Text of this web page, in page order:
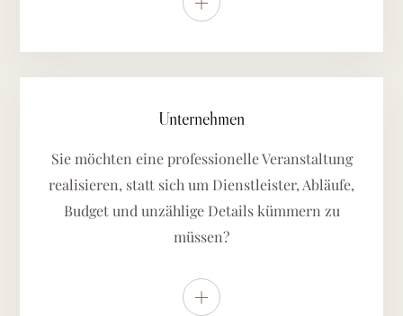
Weitere Details anzeigen
Unternehmen
Sie möchten eine professionelle Veranstaltung
realisieren, statt sich um Dienstleister, Abläufe,
Budget und unzählige Details kümmern zu
müssen?
Weitere Details anzeigen